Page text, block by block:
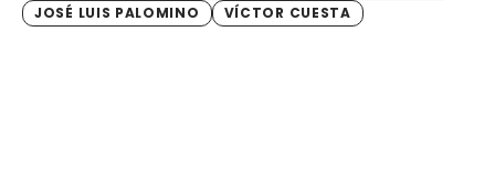
JOSÉ LUIS PALOMINO
VÍCTOR CUESTA